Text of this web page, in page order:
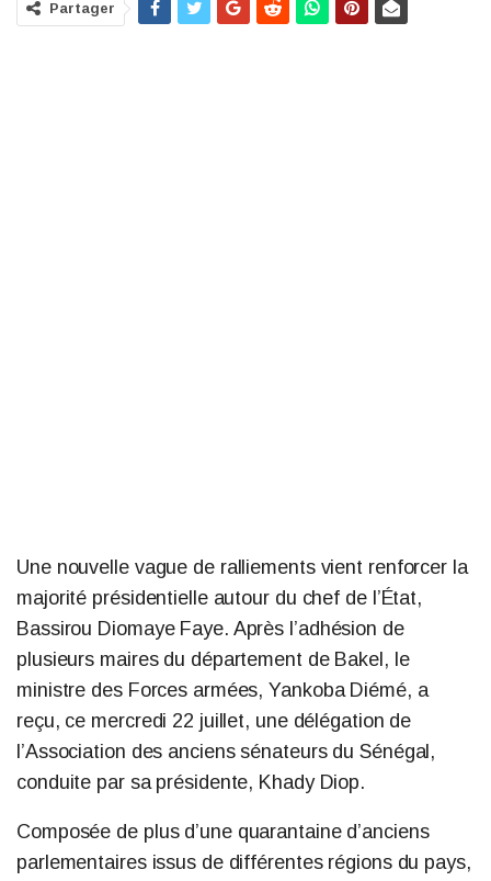
Partager
Une nouvelle vague de ralliements vient renforcer la
majorité présidentielle autour du chef de l’État,
Bassirou Diomaye Faye. Après l’adhésion de
plusieurs maires du département de Bakel, le
ministre des Forces armées, Yankoba Diémé, a
reçu, ce mercredi 22 juillet, une délégation de
l’Association des anciens sénateurs du Sénégal,
conduite par sa présidente, Khady Diop.
Composée de plus d’une quarantaine d’anciens
parlementaires issus de différentes régions du pays,